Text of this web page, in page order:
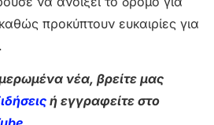
προκύπτουν ευκαιρίες για
νέα, βρείτε μας
ή εγγραφείτε στο